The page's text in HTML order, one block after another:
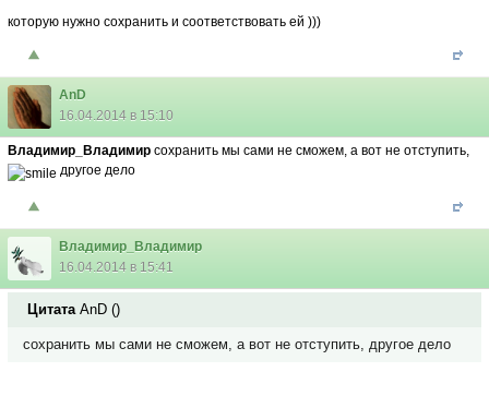
которую нужно сохранить и соответствовать ей )))
AnD
16.04.2014 в 15:10
Владимир_Владимир сохранить мы сами не сможем, а вот не отступить,
другое дело
Владимир_Владимир
16.04.2014 в 15:41
Цитата AnD ()
сохранить мы сами не сможем, а вот не отступить, другое дело